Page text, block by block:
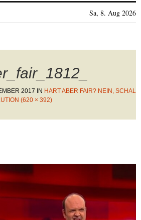
Sa, 8. Aug 2026
2017 IN HART ABER FAIR? NEIN, SCHAL
(620 × 392)